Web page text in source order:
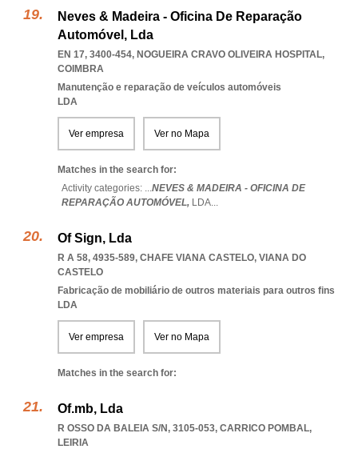
Neves & Madeira - Oficina De Reparação
Automóvel, Lda
EN 17, 3400-454, NOGUEIRA CRAVO OLIVEIRA HOSPITAL,
COIMBRA
Manutenção e reparação de veículos automóveis
LDA
Ver empresa Ver no Mapa
Matches in the search for:
Activity categories: ...NEVES & MADEIRA - OFICINA DE
REPARAÇÃO AUTOMÓVEL, LDA...
Of Sign, Lda
R A 58, 4935-589, CHAFE VIANA CASTELO, VIANA DO
CASTELO
Fabricação de mobiliário de outros materiais para outros fins
LDA
Ver empresa Ver no Mapa
Matches in the search for:
Of.mb, Lda
R OSSO DA BALEIA S/N, 3105-053, CARRICO POMBAL,
LEIRIA